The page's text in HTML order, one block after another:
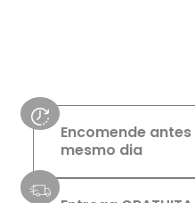
Encomende
mesmo dia